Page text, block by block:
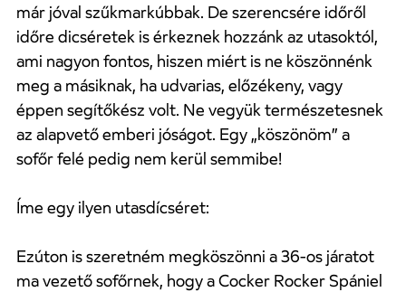
már jóval szűkmarkúbbak. De szerencsére időről
időre dicséretek is érkeznek hozzánk az utasoktól,
ami nagyon fontos, hiszen miért is ne köszönnénk
meg a másiknak, ha udvarias, előzékeny, vagy
éppen segítőkész volt. Ne vegyük természetesnek
az alapvető emberi jóságot. Egy „köszönöm” a
sofőr felé pedig nem kerül semmibe!
Íme egy ilyen utasdícséret:
Ezúton is szeretném megköszönni a 36-os járatot
ma vezető sofőrnek, hogy a Cocker Rocker Spániel